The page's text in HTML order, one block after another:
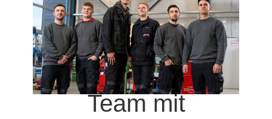
Team mit